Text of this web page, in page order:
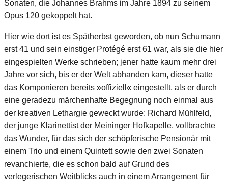
Sonaten, die Johannes Brahms im Jahre 1894 zu seinem
Opus 120 gekoppelt hat.
Hier wie dort ist es Spätherbst geworden, ob nun Schumann
erst 41 und sein einstiger Protégé erst 61 war, als sie die hier
eingespielten Werke schrieben; jener hatte kaum mehr drei
Jahre vor sich, bis er der Welt abhanden kam, dieser hatte
das Komponieren bereits »offiziell« eingestellt, als er durch
eine geradezu märchenhafte Begegnung noch einmal aus
der kreativen Lethargie geweckt wurde: Richard Mühlfeld,
der junge Klarinettist der Meininger Hofkapelle, vollbrachte
das Wunder, für das sich der schöpferische Pensionär mit
einem Trio und einem Quintett sowie den zwei Sonaten
revanchierte, die es schon bald auf Grund des
verlegerischen Weitblicks auch in einem Arrangement für